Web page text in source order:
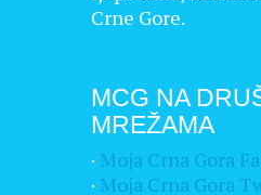
Crne Gore.
MCG NA
MREŽAMA
· Moja Crna Gora
· Moja Crna Gora